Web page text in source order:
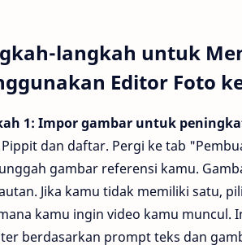
langkah untuk
Editor Foto
1: Impor gambar untuk
Pippit dan daftar. Pergi ke tab
gambar referensi kamu.
Jika kamu tidak memiliki satu,
kamu ingin video kamu
berdasarkan prompt teks dan